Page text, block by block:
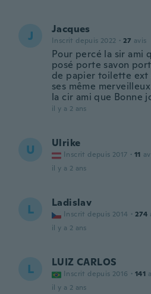
J Jacques
Inscrit depuis 2022 · 27 avis
Pour percé la sir ami
posé porte savon
de papier toilette ext
ses même
la cir ami que Bonne
il y a 2 ans
U Ulrike
Inscrit depuis 2017 · 11
il y a 2 ans
L Ladislav
Inscrit depuis 2014 · 274
il y a 2 ans
L LUIZ CARLOS
Inscrit depuis 2016 · 141
il y a 2 ans